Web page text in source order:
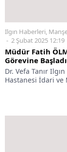
Ilgın Haberleri,
2 Şubat 2025 12:19
Müdür Fatih
Görevine
Dr. Vefa Tanır
Hastanesi İdari ve